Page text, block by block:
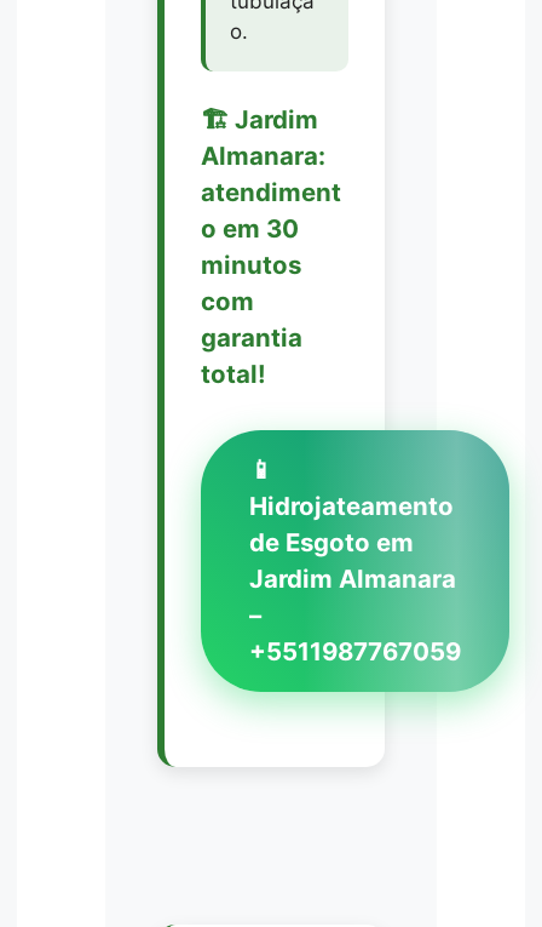
o.
🏗️ Jardim
Almanara:
atendiment
o em 30
minutos
com
garantia
total!
📱
Hidrojateamento
de Esgoto em
Jardim Almanara
–
+5511987767059